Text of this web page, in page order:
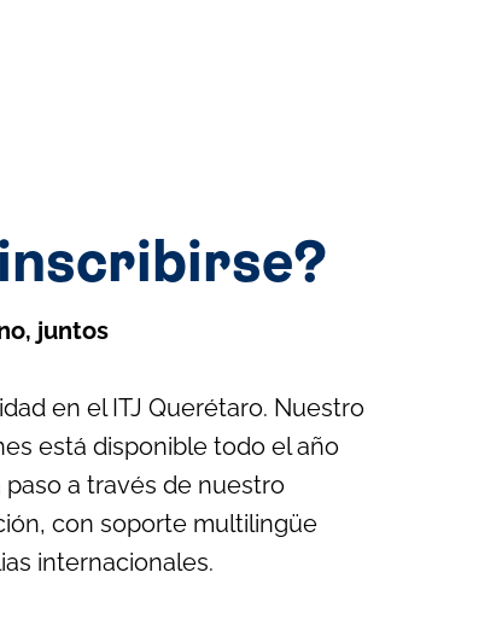
juntos
en el ITJ Querétaro. Nuestro
está disponible todo el año
paso a través de nuestro
con soporte multilingüe
internacionales.